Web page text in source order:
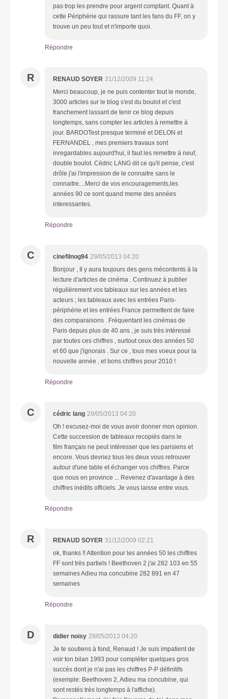
pas trop les prendre pour argent comptant. Quant à
cette Périphérie qui rassure tant les fans du FF, on y
trouve un peu tout et n'importe quoi.
Répondre
R RENAUD SOYER 31/12/2009 11:24
Merci beaucoup, je ne puis contenter tout le monde,
3000 articles sur le blog s'est du boulot et c'est
franchement lassant de tenir ce blog depuis
longtemps, sans compter les articles à remettre à
jour. BARDOTest presque terminé et DELON et
FERNANDEL , mes premiers travaux sont
inregardables aujourd'hui, il faut les remettre à neuf,
double boulot. Cédric LANG dit ce qu'il pense, c'est
drôle j'ai l'impression de le connaitre sans le
connaitre....Merci de vos encouragements,les
années 90 ce sont quand meme des années
interessantes.
Répondre
C cinefilnog94 29/05/2013 04:20
Bonjour , Il y aura toujours des gens mécontents à la
lecture d'articles de cinéma . Continuez à publier
régulièrement vos tableaux sur les années et les
acteurs ; les tableaux avec les entrées Paris-
périphérie et les entrées France permettent de faire
des comparaisons . Fréquentant les cinémas de
Paris depuis plus de 40 ans , je suis très intéressé
par toutes ces chiffres , surtout ceux des années 50
et 60 que j'ignorais . Sur ce , tous mes voeux pour la
nouvelle année , et bons chiffres pour 2010 !
Répondre
C cédric lang 29/05/2013 04:20
Oh ! excusez-moi de vous avoir donner mon opinion.
Cette succession de tableaux recopiés dans le
film français ne peut intéresser que les parisiens et
encore. Vous devriez tous les deux vous retrouver
autour d'une table et échanger vos chiffres. Parce
que nous en province ... Revenez d'avantage à des
chiffres inédits officiels. Je vous laisse entre vous.
Répondre
R RENAUD SOYER 31/12/2009 02:21
ok, thanks !! Attention pour les années 50 les chiffres
FF sont très partiels ! Beethoven 2 j'ai 282 103 en 55
semaines Adieu ma concubine 282 891 en 47
semaines
Répondre
D didier noisy 29/05/2013 04:20
Je te soutiens à fond, Renaud ! Je suis impatient de
voir ton bilan 1993 pour compléter quelques gros
succès dont je n'ai pas les chiffres P-P définitifs
(exemple: Beethoven 2, Adieu ma concubine, qui
sont restés très longtemps à l'affiche).